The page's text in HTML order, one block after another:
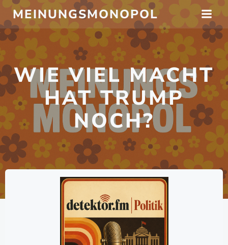
Zum
Inhalt
springen
MEINUNGSMONOPOL
WIE VIEL MACHT
HAT TRUMP
NOCH?